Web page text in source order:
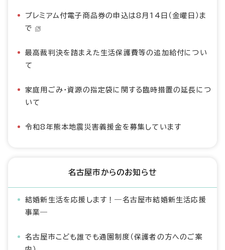
プレミアム付電子商品券の申込は8月14日（金曜日）ま
で
最高裁判決を踏まえた生活保護費等の追加給付につい
て
家庭用ごみ・資源の指定袋に関する臨時措置の延長につ
いて
令和8年熊本地震災害義援金を募集しています
名古屋市からのお知らせ
結婚新生活を応援します！―名古屋市結婚新生活応援
事業―
名古屋市こども誰でも通園制度（保護者の方へのご案